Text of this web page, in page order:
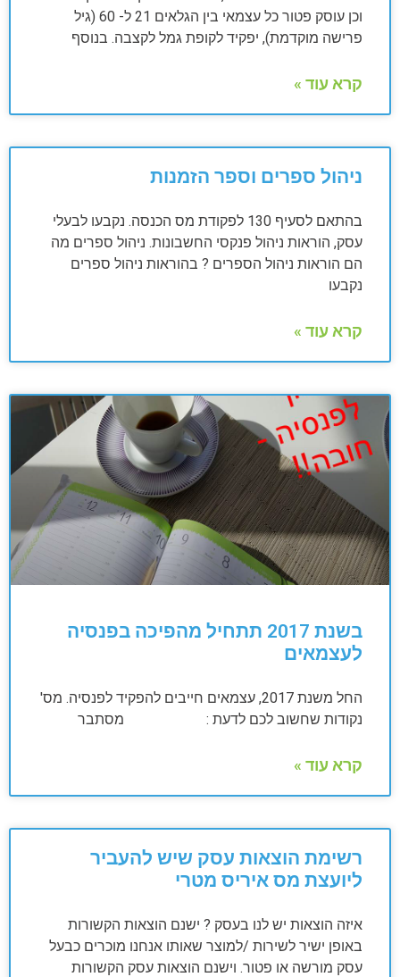
וכן עוסק פטור כל עצמאי בין הגלאים 21 ל- 60 (גיל
פרישה מוקדמת), יפקיד לקופת גמל לקצבה. בנוסף
קרא עוד »
ניהול ספרים וספר הזמנות
בהתאם לסעיף 130 לפקודת מס הכנסה. נקבעו לבעלי
עסק, הוראות ניהול פנקסי החשבונות. ניהול ספרים מה
הם הוראות ניהול הספרים ? בהוראות ניהול ספרים
נקבעו
קרא עוד »
בשנת 2017 תתחיל מהפיכה בפנסיה
לעצמאים
החל משנת 2017, עצמאים חייבים להפקיד לפנסיה. מס'
נקודות שחשוב לכם לדעת : מסתבר
קרא עוד »
רשימת הוצאות עסק שיש להעביר
ליועצת מס איריס מטרי
איזה הוצאות יש לנו בעסק ? ישנם הוצאות הקשורות
באופן ישיר לשירות /למוצר שאותו אנחנו מוכרים כבעל
עסק מורשה או פטור. וישנם הוצאות עסק הקשורות